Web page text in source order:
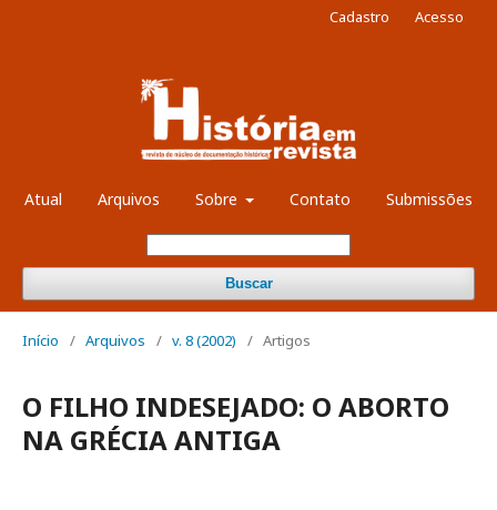
Atual Arquivos Sobre Contato Submissões
Buscar
Cadastro Acesso
Início / Arquivos / v. 8 (2002) / Artigos
O FILHO INDESEJADO: O ABORTO
NA GRÉCIA ANTIGA